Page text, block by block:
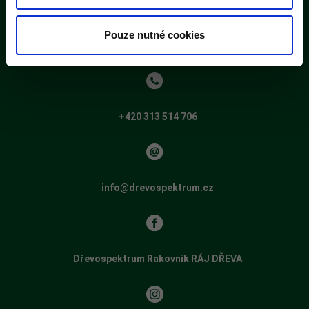
Pouze nutné cookies
+420 313 514 706
info@drevospektrum.cz
Dřevospektrum Rakovník RÁJ DŘEVA